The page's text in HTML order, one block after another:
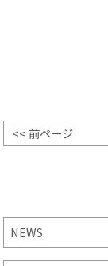
<< 前ページ
NEWS